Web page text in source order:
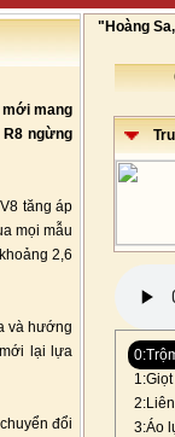
mang
ngừng
tăng áp
mọi mẫu
2,6
và hướng
lại lựa
đổi
"Hoàng
3:Áo